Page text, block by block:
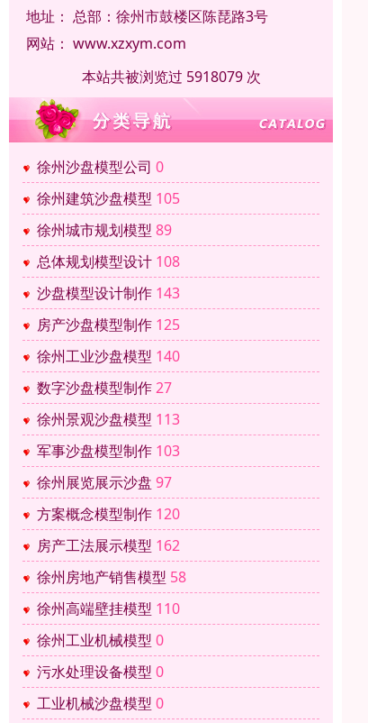
地址： 总部：徐州市鼓楼区陈琵路3号
网站： www.xzxym.com
本站共被浏览过 5918079 次
徐州沙盘模型公司 0
徐州建筑沙盘模型 105
徐州城市规划模型 89
总体规划模型设计 108
沙盘模型设计制作 143
房产沙盘模型制作 125
徐州工业沙盘模型 140
数字沙盘模型制作27
徐州景观沙盘模型 113
军事沙盘模型制作 103
徐州展览展示沙盘 97
方案概念模型制作 120
房产工法展示模型 162
徐州房地产销售模型 58
徐州高端壁挂模型 110
徐州工业机械模型 0
污水处理设备模型 0
工业机械沙盘模型 0